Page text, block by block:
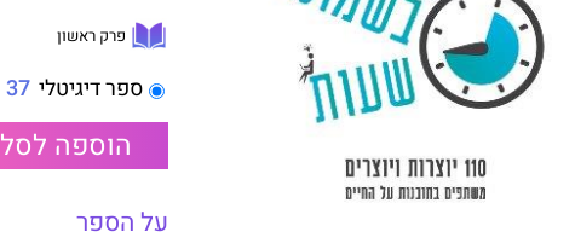
פרק ראשון
ספר דיגיטלי 37 ₪
הוספה לסל
על הספר